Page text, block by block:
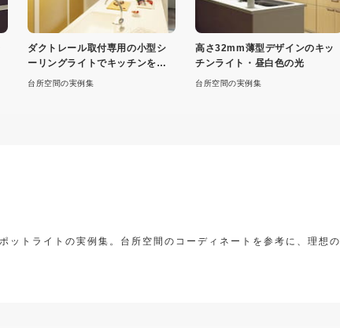
ダクトレール取付専用の小型シ
ーリングライトでキッチンを明
るく
台所空間の実例集
高さ32mm薄型デザインのキッ
チンライト・昼白色の光
台所空間の実例集
ットライトの実例集。台所空間のコーディネートを参考に、理想